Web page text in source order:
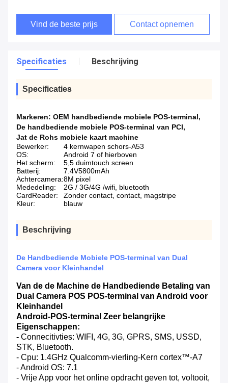
Vind de beste prijs Contact opnemen
Specificaties Beschrijving
Specificaties
Markeren: OEM handbediende mobiele POS-terminal,
De handbediende mobiele POS-terminal van PCI,
Jat de Rohs mobiele kaart machine
Bewerker:
4 kernwapen schors-A53
OS:
Android 7 of hierboven
Het scherm:
5,5 duimtouch screen
Batterij:
7.4V5800mAh
Achtercamera:8M pixel
Mededeling:
2G / 3G/4G /wifi, bluetooth
CardReader:
Zonder contact, contact, magstripe
Kleur:
blauw
Beschrijving
De Handbediende Mobiele POS-terminal van Dual
Camera voor Kleinhandel
Van de de Machine de Handbediende Betaling van
Dual Camera POS POS-terminal van Android voor
Kleinhandel
Android-POS-terminal Zeer belangrijke
Eigenschappen:
- Connecitivties: WIFI, 4G, 3G, GPRS, SMS, USSD,
STK, Bluetooth.
- Cpu: 1.4GHz Qualcomm-vierling-Kern cortex™-A7
- Android OS: 7.1
- Vrije App voor het online opdracht geven tot, voltooit,